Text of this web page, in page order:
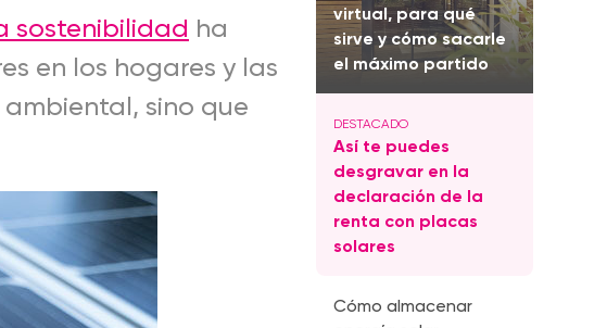
sostenibilidad ha
en los hogares y las
sino que
virtual, para qué
sirve y cómo sacarle
el máximo partido
Así te puedes
desgravar en la
declaración de la
renta con placas
solares
Cómo almacenar